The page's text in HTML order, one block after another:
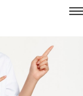
本院在暴雨或颱風警告信號 (包括黑色暴雨及8號或以上熱帶氣旋警告信號) 下，仍會維持有限度服務。如有查詢，可致電2711 5222。